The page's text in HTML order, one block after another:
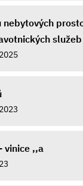
nebytových
služeb
vinice ,,a